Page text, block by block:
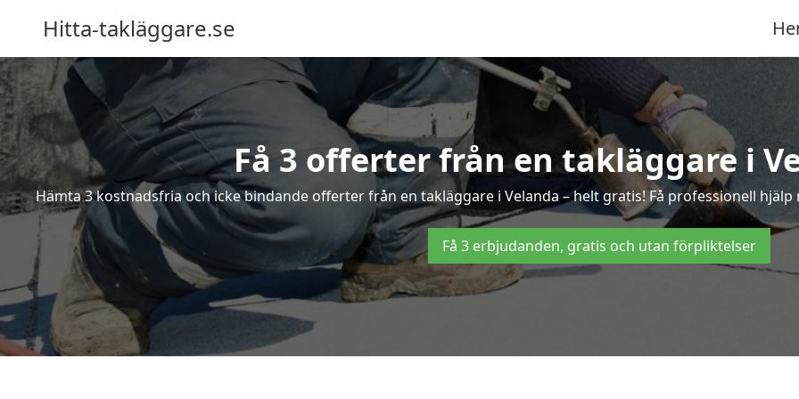
Hitta-takläggare.se
Få 3 offerter från en takläggare i
Hämta 3 kostnadsfria och icke bindande offerter från en takläggare i Velanda – helt gratis! Få professionell
Få 3 erbjudanden, gratis och utan förpliktelser